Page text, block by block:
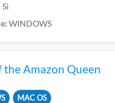
Sì
WINDOWS
the Amazon Queen
MAC OS